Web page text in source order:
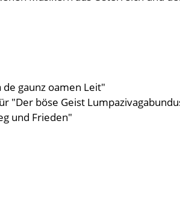
gaunz oamen Leit"
"Der böse Geist
und Frieden"